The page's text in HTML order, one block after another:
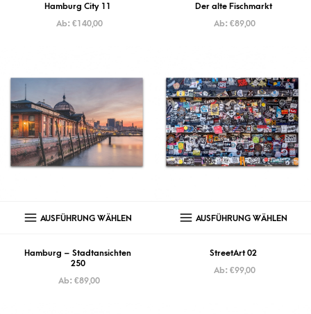
Hamburg City 11
Ab: €140,00
Der alte Fischmarkt
Ab: €89,00
AUSFÜHRUNG WÄHLEN
Hamburg – Stadtansichten
250
Ab: €89,00
AUSFÜHRUNG WÄHLEN
StreetArt 02
Ab: €99,00